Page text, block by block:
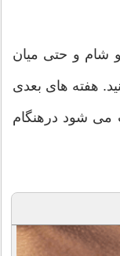
و شام و حتی میان
هفته های بعدی
می شود درهنگام